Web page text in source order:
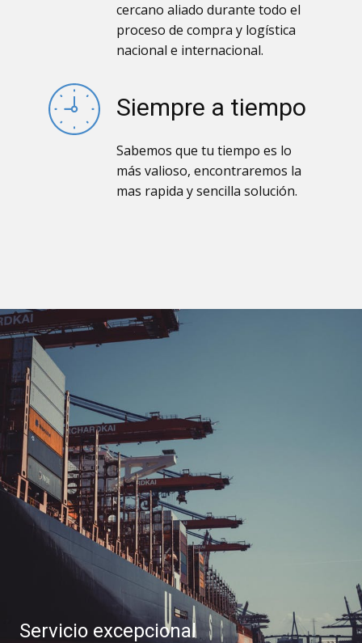
cercano aliado durante todo el
proceso de compra y logística
nacional e internacional.
Siempre a tiempo
Sabemos que tu tiempo es lo
más valioso, encontraremos la
mas rapida y sencilla solución.
Servicio excepcional